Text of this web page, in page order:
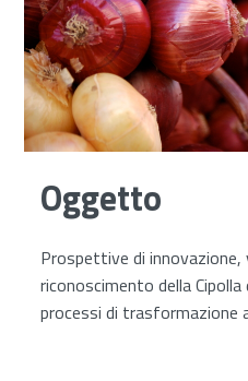
Oggetto
Prospettive di innovazione,
riconoscimento della
processi di trasformazione